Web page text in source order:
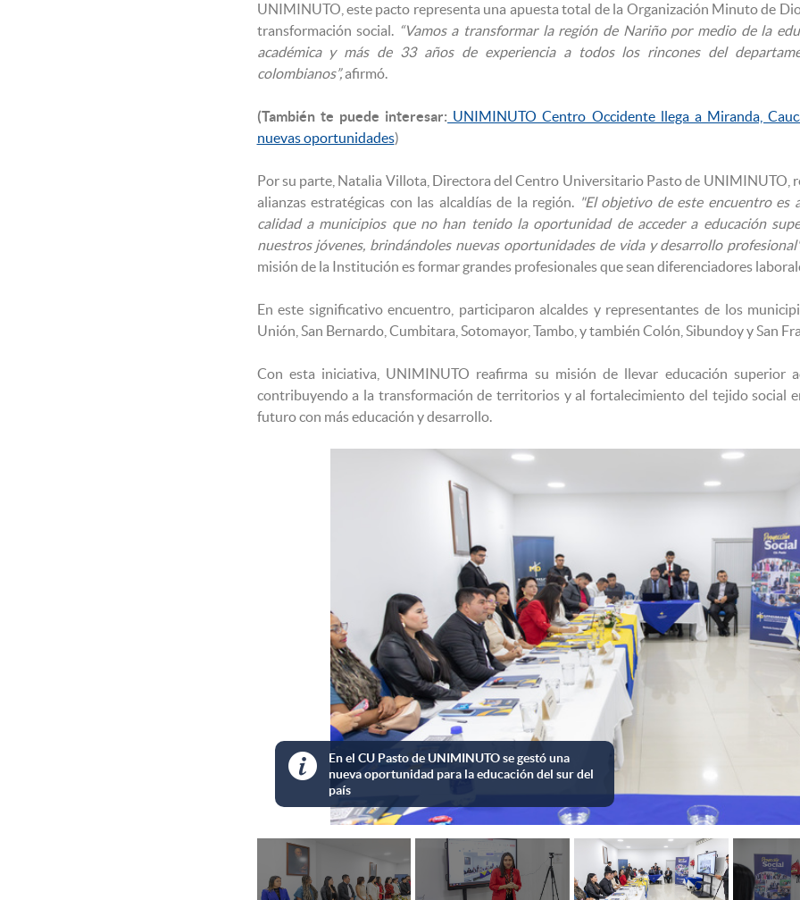
UNIMINUTO, este pacto representa una apuesta total de la Organización Minuto de
transformación social. “Vamos a transformar la región de Nariño por medio de la
académica y más de 33 años de experiencia a todos los rincones del
colombianos”,afirmó.
(También te puede interesar: UNIMINUTO Centro Occidente llega a Miranda,
nuevas oportunidades)
Por su parte, Natalia Villota, Directora del Centro Universitario Pasto de UNIMINUTO,
alianzas estratégicas con las alcaldías de la región. "El objetivo de este encuentro es
calidad a municipios que no han tenido la oportunidad de acceder a educación
nuestros jóvenes, brindándoles nuevas oportunidades de vida y desarrollo
misión de la Institución es formar grandes profesionales que sean diferenciadores
En este significativo encuentro, participaron alcaldes y representantes de los
Unión, San Bernardo, Cumbitara, Sotomayor, Tambo, y también Colón, Sibundoy y San
Con esta iniciativa, UNIMINUTO reafirma su misión de llevar educación superior
contribuyendo a la transformación de territorios y al fortalecimiento del tejido social
futuro con más educación y desarrollo.
La Dirección del Centro Universitario Pasto ha sido un articulador con cada administración